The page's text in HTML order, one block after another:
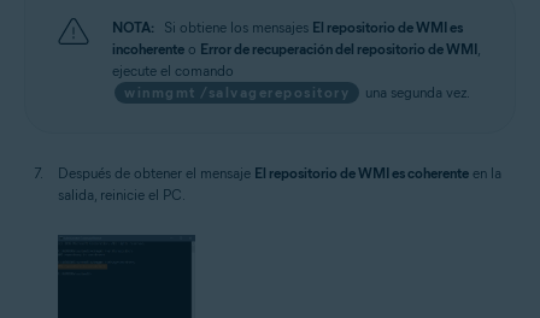
NOTA: Si obtiene los mensajes El repositorio de WMI es
incoherente o Error de recuperación del repositorio de WMI,
ejecute el comando
winmgmt /salvagerepository
una segunda vez.
Después de obtener el mensaje El repositorio de WMI es coherente en la
salida, reinicie el PC.